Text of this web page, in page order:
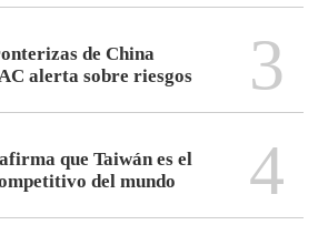
de China
alerta sobre riesgos
3
que Taiwán es el
del mundo
4